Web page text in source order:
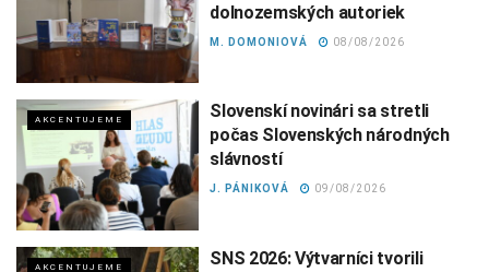
dolnozemských autoriek
M. DOMONIOVÁ 08/08/2026
AKCENTUJEME
Slovenskí novinári sa stretli
počas Slovenských národných
slávností
J. PÁNIKOVÁ 09/08/2026
AKCENTUJEME
SNS 2026: Výtvarníci tvorili